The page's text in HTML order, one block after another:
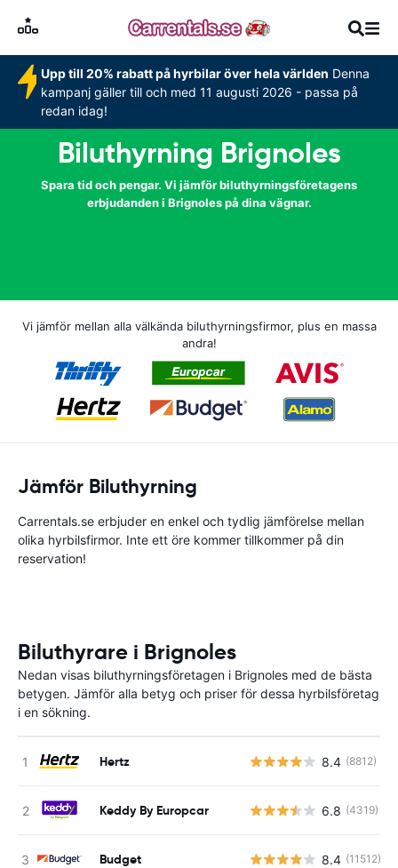
Upp till 20% rabatt på hyrbilar över hela världen Denna
kampanj gäller till och med 11 augusti 2026 - passa på
redan idag!
Biluthyrning Brignoles
Spara tid och pengar. Vi jämför biluthyrningsföretagens
erbjudanden i Brignoles på dina vägnar.
Vi jämför mellan alla välkända biluthyrningsfirmor, plus en massa
andra!
Jämför Biluthyrning
Carrentals.se erbjuder en enkel och tydlig jämförelse mellan
olika hyrbilsfirmor. Inte ett öre kommer tillkommer på din
reservation!
Biluthyrare i Brignoles
Nedan visas biluthyrningsföretagen i Brignoles med de bästa
betygen. Jämför alla betyg och priser för dessa hyrbilsföretag
i en sökning.
Hertz 8.4 (8812)
Keddy By Europcar 6.8 (4319)
Budget 8.4 (11512)